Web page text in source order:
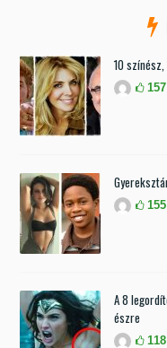
10
157
155
A 8
észre
118